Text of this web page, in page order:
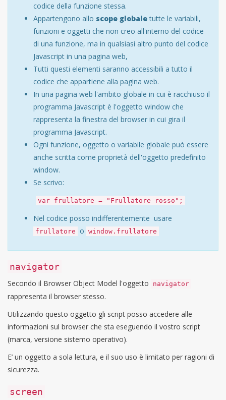
codice della funzione stessa.
Appartengono allo scope globaletutte le variabili,
funzioni e oggetti che non creo all'interno del codice
di una funzione, ma in qualsiasi altro punto del codice
Javascript in una pagina web,
Tutti questi elementi saranno accessibili a tutto il
codice che appartiene alla pagina web.
In una pagina web l'ambito globale in cui è racchiuso il
programma Javascript è l'oggetto window che
rappresenta la finestra del browser in cui gira il
programma Javascript.
Ogni funzione, oggetto o variabile globale può essere
anche scritta come proprietà dell'oggetto predefinito
window.
Se scrivo:
var frullatore = "Frullatore rosso";
Nel codice posso indifferentemente usare
frullatore o window.frullatore
navigator
Secondo il Browser Object Model l'oggetto navigator
rappresenta il browser stesso.
Utilizzando questo oggetto gli script posso accedere alle
informazioni sul browser che sta eseguendo il vostro script
(marca, versione sistemo operativo).
E’ un oggetto a sola lettura, e il suo uso è limitato per ragioni di
sicurezza.
screen